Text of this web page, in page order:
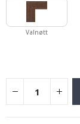
Valnøtt